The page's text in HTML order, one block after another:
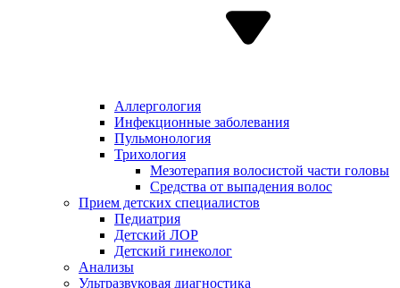
Аллергология
Инфекционные заболевания
Пульмонология
Трихология
Мезотерапия волосистой части головы
Средства от выпадения волос
Прием детских специалистов
Педиатрия
Детский ЛОР
Детский гинеколог
Анализы
Ультразвуковая диагностика